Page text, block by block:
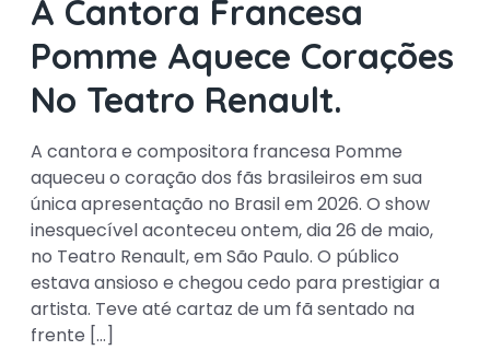
A Cantora Francesa
Pomme Aquece Corações
No Teatro Renault.
A cantora e compositora francesa Pomme
aqueceu o coração dos fãs brasileiros em sua
única apresentação no Brasil em 2026. O show
inesquecível aconteceu ontem, dia 26 de maio,
no Teatro Renault, em São Paulo. O público
estava ansioso e chegou cedo para prestigiar a
artista. Teve até cartaz de um fã sentado na
frente […]